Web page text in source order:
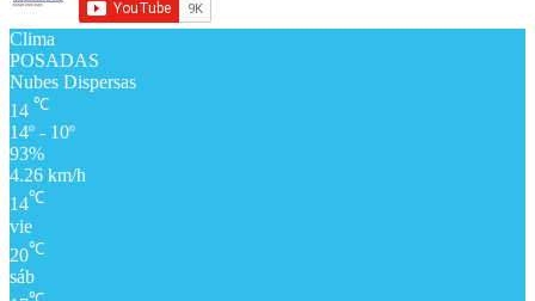
Clima
POSADAS
Nubes Dispersas
14 ℃
14º - 10º
93%
4.26 km/h
14℃
vie
20℃
sáb